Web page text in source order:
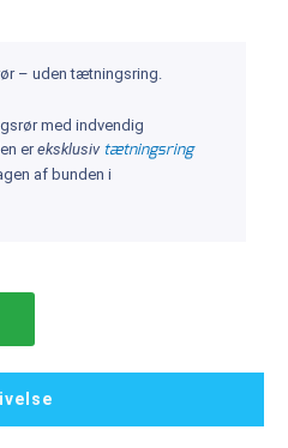
– uden tætningsring.
med indvendig
ereksklusiv tætningsring
af bunden i